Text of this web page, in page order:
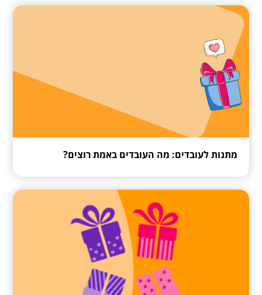
מתנות לעובדים: מה העובדים באמת רוצים?